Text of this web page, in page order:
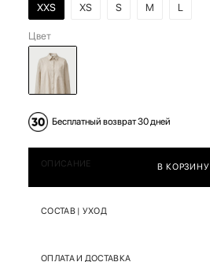
XXS
XS S M L
Цвет
Бесплатный возврат 30 дней
В КОРЗИНУ
ОПИСАНИЕ
СОСТАВ | УХОД
ОПЛАТА И ДОСТАВКА